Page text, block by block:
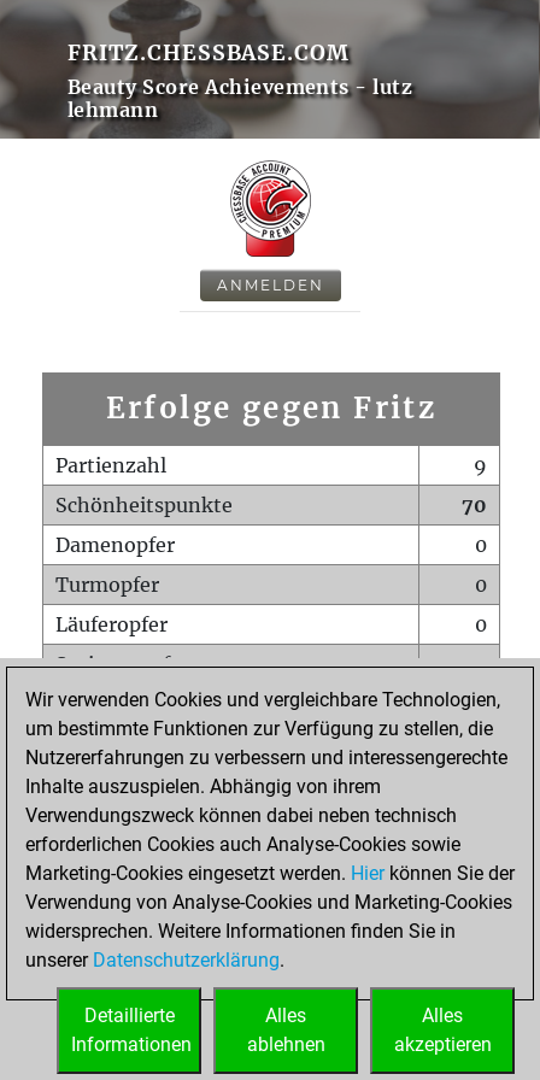
FRITZ.CHESSBASE.COM
Beauty Score Achievements - lutz
lehmann
ANMELDEN
Erfolge gegen Fritz
Partienzahl
9
Schönheitspunkte
70
Damenopfer
0
Turmopfer
0
Läuferopfer
0
Springeropfer
0
Bauernopfer
0
Matt auf vollem Brett
0
Bauer setzt Matt
Erstickte Matts
Unterverwandlungen
0
Türme auf der siebten
0
STARTSEITE
Wir verwenden Cookies und vergleichbare Technologien,
um bestimmte Funktionen zur Verfügung zu stellen, die
Nutzererfahrungen zu verbessern und interessengerechte
Inhalte auszuspielen. Abhängig von ihrem
Verwendungszweck können dabei neben technisch
erforderlichen Cookies auch Analyse-Cookies sowie
Marketing-Cookies eingesetzt werden. Hierkönnen Sie der
Verwendung von Analyse-Cookies und Marketing-Cookies
widersprechen. Weitere Informationen finden Sie in
unserer Datenschutzerklärung.
Alles
akzeptieren
Alles
ablehnen
Detaillierte
Informationen